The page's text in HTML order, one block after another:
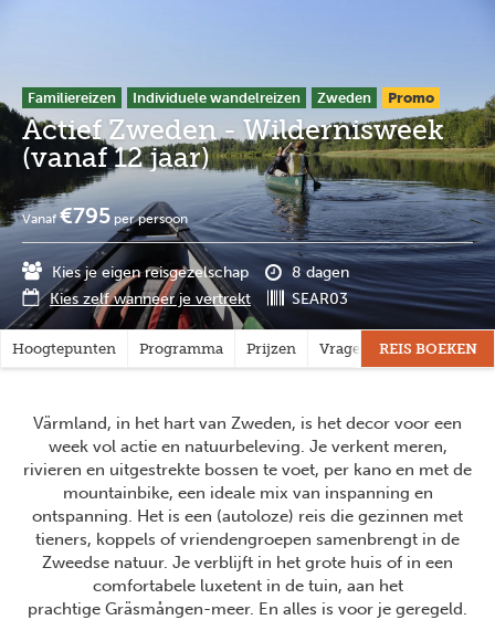
inhoud
gaan
Familiereizen Individuele wandelreizen Zweden Promo
Actief Zweden - Wildernisweek
(vanaf 12 jaar)
Vanaf€795 per persoon
Kies je eigen reisgezelschap
8 dagen
Kies zelf wanneer je vertrekt
SEAR03
Hoogtepunten Programma Prijzen Vragen? REIS BOEKEN
Värmland, in het hart van Zweden, is het decor voor een
week vol actie en natuurbeleving. Je verkent meren,
rivieren en uitgestrekte bossen te voet, per kano en met de
mountainbike, een ideale mix van inspanning en
ontspanning. Het is een (autoloze) reis die gezinnen met
tieners, koppels of vriendengroepen samenbrengt in de
Zweedse natuur. Je verblijft in het grote huis of in een
comfortabele luxetent in de tuin, aan het
prachtige Gräsmången-meer. En alles is voor je geregeld.